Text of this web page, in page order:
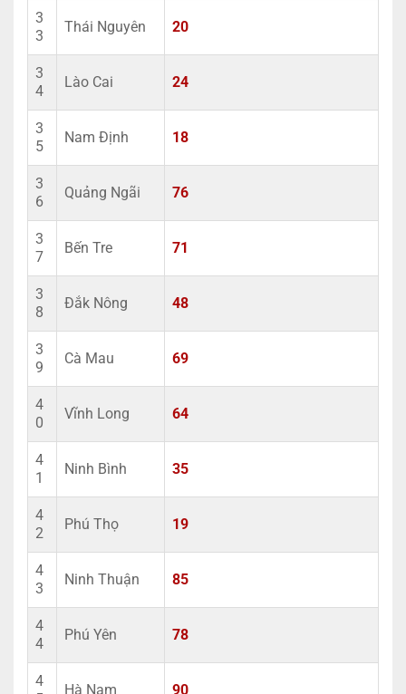
3
3
Thái Nguyên 20
3
4
Lào Cai 24
3
5
Nam Định 18
3
6
Quảng Ngãi 76
3
7
Bến Tre 71
3
8
Đắk Nông 48
3
9
Cà Mau 69
4
0
Vĩnh Long 64
4
1
Ninh Bình 35
4
2
Phú Thọ 19
4
3
Ninh Thuận 85
4
4
Phú Yên 78
4
Hà Nam 90